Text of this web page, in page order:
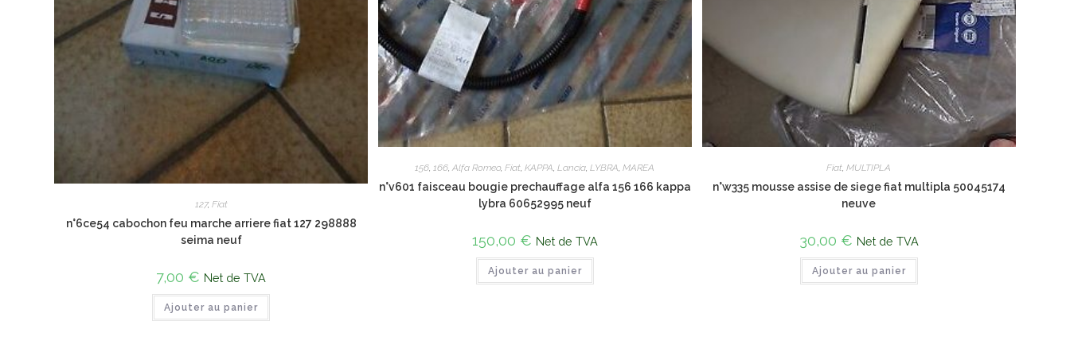
127, Fiat
n°6ce54 cabochon feu marche arriere fiat 127 298888
seima neuf
7,00 € Net de TVA
Ajouter au panier
156,166,Alfa Romeo,Fiat,KAPPA,Lancia,LYBRA,MAREA
n°v601 faisceau bougie prechauffage alfa 156 166 kappa
lybra 60652995 neuf
150,00 € Net de TVA
Ajouter au panier
Fiat,MULTIPLA
n°w335 mousse assise de siege fiat multipla 50045174
neuve
30,00 € Net de TVA
Ajouter au panier